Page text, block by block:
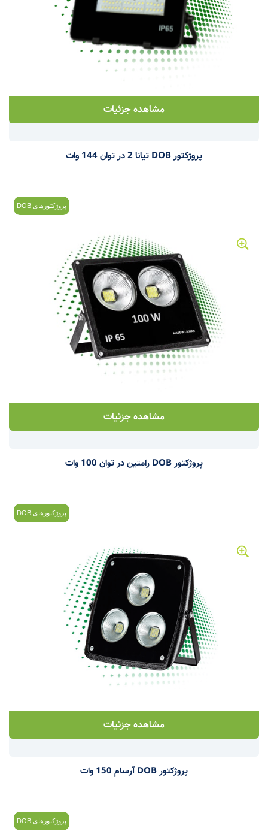
مشاهده جزئیات
پروژکتور DOB تیانا 2 در توان 144 وات
پروژکتورهای DOB
مشاهده جزئیات
پروژکتور DOB رامتین در توان 100 وات
پروژکتورهای DOB
مشاهده جزئیات
پروژکتور DOB آرسام 150 وات
پروژکتورهای DOB